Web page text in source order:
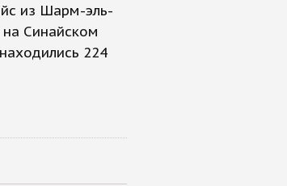
из Шарм-эль-
Синайском
224